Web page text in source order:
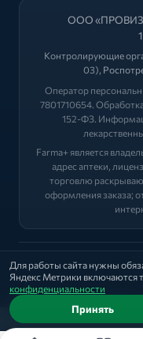
Для работы сайта нужны
Яндекс Метрики включаются
конфиденциальности
Принять
ООО
Контролирующие
03),
Оператор
7801710654.
152-ФЗ.
Farma+ является
адрес аптеки,
торговлю
оформления заказа;
Политика